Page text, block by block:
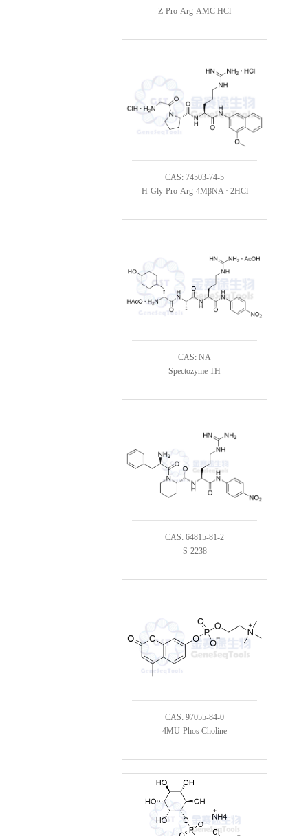
Z-Pro-Arg-AMC HCl
CAS: 74503-74-5
H-Gly-Pro-Arg-4MβNA · 2HCl
CAS: NA
Spectozyme TH
CAS: 64815-81-2
S-2238
CAS: 97055-84-0
4MU-Phos Choline